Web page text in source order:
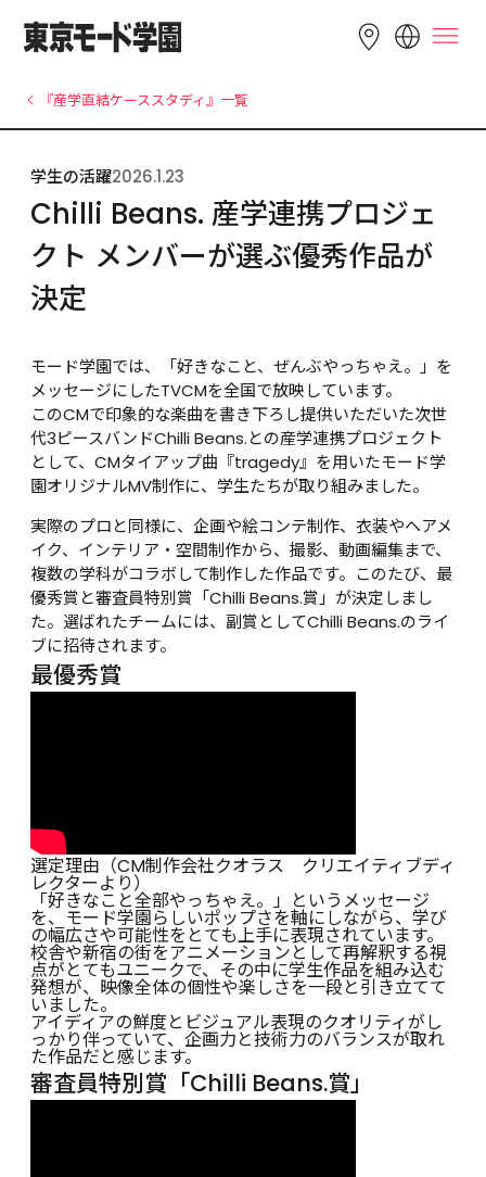
English 简体中文 繁體中文
한국어 Tiếng Việt
Indonesia
『産学直結ケーススタディ』一覧
学生の活躍2026.1.23
Chilli Beans. 産学連携プロジェ
クト メンバーが選ぶ優秀作品が
決定
モード学園では、「好きなこと、ぜんぶやっちゃえ。」を
メッセージにしたTVCMを全国で放映しています。
このCMで印象的な楽曲を書き下ろし提供いただいた次世
代3ピースバンドChilli Beans.との産学連携プロジェクト
として、CMタイアップ曲『tragedy』を用いたモード学
園オリジナルMV制作に、学生たちが取り組みました。
実際のプロと同様に、企画や絵コンテ制作、衣装やヘアメ
イク、インテリア・空間制作から、撮影、動画編集まで、
複数の学科がコラボして制作した作品です。このたび、最
優秀賞と審査員特別賞「Chilli Beans.賞」が決定しまし
た。選ばれたチームには、副賞としてChilli Beans.のライ
ブに招待されます。
最優秀賞
選定理由（CM制作会社クオラス　クリエイティブディ
レクターより）
「好きなこと全部やっちゃえ。」というメッセージ
を、モード学園らしいポップさを軸にしながら、学び
の幅広さや可能性をとても上手に表現されています。
校舎や新宿の街をアニメーションとして再解釈する視
点がとてもユニークで、その中に学生作品を組み込む
発想が、映像全体の個性や楽しさを一段と引き立てて
いました。
アイディアの鮮度とビジュアル表現のクオリティがし
っかり伴っていて、企画力と技術力のバランスが取れ
た作品だと感じます。
審査員特別賞「Chilli Beans.賞」